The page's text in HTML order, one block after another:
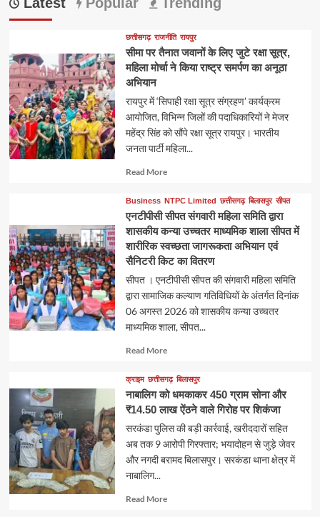
छत्तीसगढ़ राजनीति रायपुर
सीमा पर तैनात जवानों के लिए जुटे रक्षा सूत्र,
महिला मोर्चा ने किया राष्ट्र समर्पण का अनूठा
अभियान
रायपुर में ‘सिपाही रक्षा सूत्र संग्रहण’ कार्यक्रम
आयोजित, विभिन्न जिलों की पदाधिकारियों ने मेजर
महेंद्र सिंह को सौंपे रक्षा सूत्र रायपुर। भारतीय
जनता पार्टी महिला...
Read MoreRead
about
Business NTPC Limited छत्तीसगढ़ बिलासपुर सीपत
एनटीपीसी सीपत संगवारी महिला समिति द्वारा
शासकीय कन्या उच्चतर माध्यमिक शाला सीपत में
शारीरिक स्वच्छता जागरूकता अभियान एवं
सैनिटरी किट का वितरण
सीपत । एनटीपीसी सीपत की संगवारी महिला समिति
द्वारा सामाजिक कल्याण गतिविधियों के अंतर्गत दिनांक
06 अगस्त 2026 को शासकीय कन्या उच्चतर
माध्यमिक शाला, सीपत...
Read MoreRead
about
क्राइम छत्तीसगढ़ बिलासपुर
नाबालिग को धमकाकर 450 ग्राम सोना और
₹14.50 लाख ऐंठने वाले गिरोह पर शिकंजा
सरकंडा पुलिस की बड़ी कार्रवाई, खरीददारों सहित
अब तक 9 आरोपी गिरफ्तार; भयादोहन से जुड़े जेवर
और नगदी बरामद बिलासपुर। सरकंडा थाना क्षेत्र में
नाबालिग...
Read MoreRead